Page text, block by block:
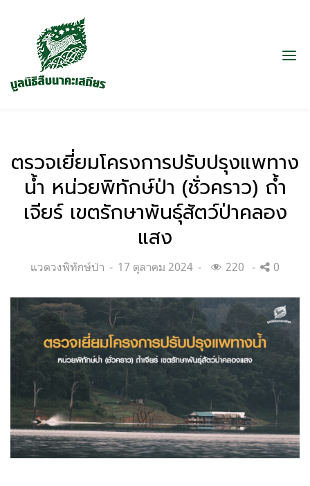
ตรวจเยี่ยมโครงการปรับปรุงแพทาง
น้ำ หน่วยพิทักษ์ป่า (ชั่วคราว) ถ้ำ
เจียร์ เขตรักษาพันธุ์สัตว์ป่าคลอง
แสง
Categories:
แวดวงพิทักษ์ป่า
Posted
17 ตุลาคม 2024 220 0